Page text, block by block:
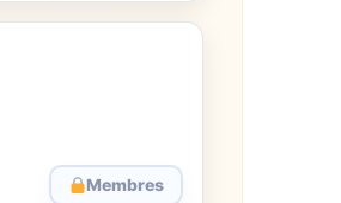
Membres